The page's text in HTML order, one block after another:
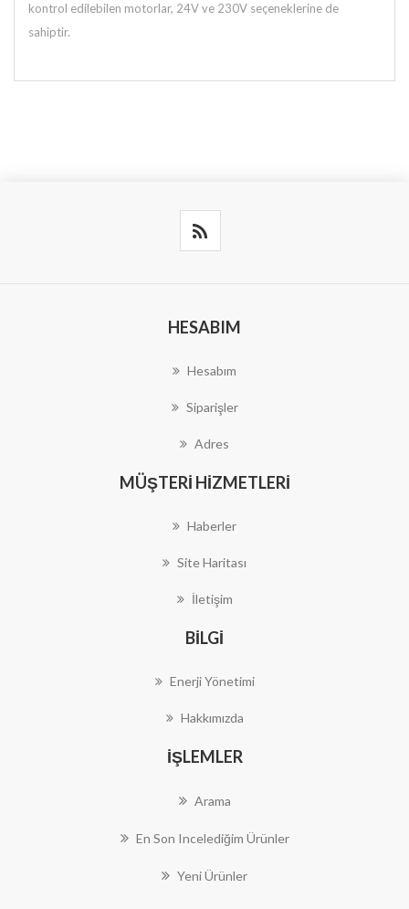
kontrol edilebilen motorlar, 24V ve 230V seçeneklerine de
sahiptir.
HESABIM
Hesabım
Siparişler
Adres
MÜŞTERI HIZMETLERI
Haberler
Site Haritası
İletişim
BILGI
Enerji Yönetimi
Hakkımızda
İŞLEMLER
Arama
En Son Incelediğim Ürünler
Yeni Ürünler